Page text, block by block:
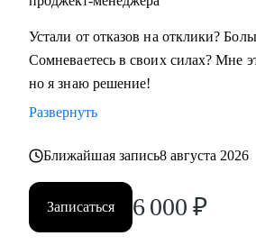
с нуля
• Проджект-менеджерам бизнеc-проектов в сферах:
розничной торговли, электронной
информационной безопасности
офиса
• Всем, кто хочет сменить карьеру и
• Тем, кто не ищет "успешный успех",
и упорно работать над собой
Устали от отказов на отклики?
Сомневаетесь в своих силах? Мне
но я знаю решение!
Развернуть
Ближайшая запись8 августа 2026
Записаться 6 000 ₽